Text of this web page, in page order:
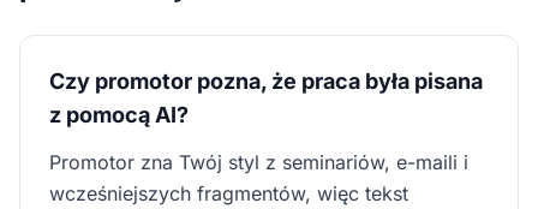
Czy promotor pozna, że praca była pisana
z pomocą AI?
Promotor zna Twój styl z seminariów, e-maili i
wcześniejszych fragmentów, więc tekst